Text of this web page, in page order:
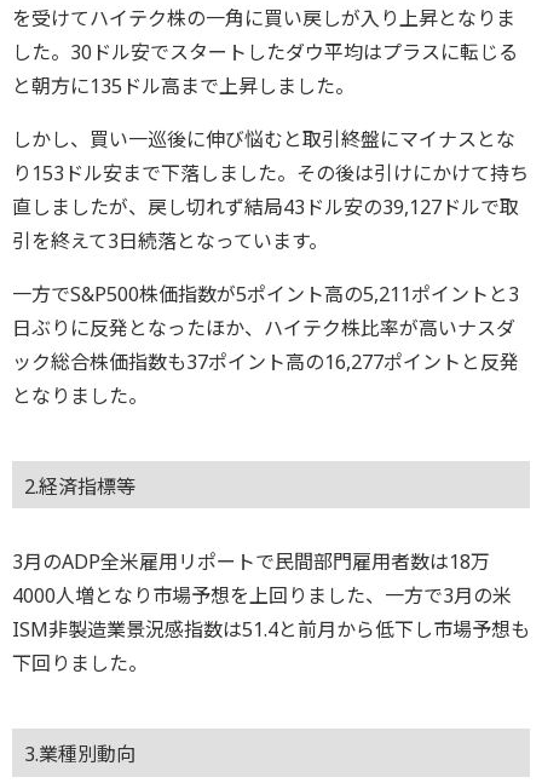
を受けてハイテク株の一角に買い戻しが入り上昇となりま
した。30ドル安でスタートしたダウ平均はプラスに転じる
と朝方に135ドル高まで上昇しました。
しかし、買い一巡後に伸び悩むと取引終盤にマイナスとな
り153ドル安まで下落しました。その後は引けにかけて持ち
直しましたが、戻し切れず結局43ドル安の39,127ドルで取
引を終えて3日続落となっています。
一方でS&P500株価指数が5ポイント高の5,211ポイントと3
日ぶりに反発となったほか、ハイテク株比率が高いナスダ
ック総合株価指数も37ポイント高の16,277ポイントと反発
となりました。
2.経済指標等
3月のADP全米雇用リポートで民間部門雇用者数は18万
4000人増となり市場予想を上回りました、一方で3月の米
ISM非製造業景況感指数は51.4と前月から低下し市場予想も
下回りました。
3.業種別動向